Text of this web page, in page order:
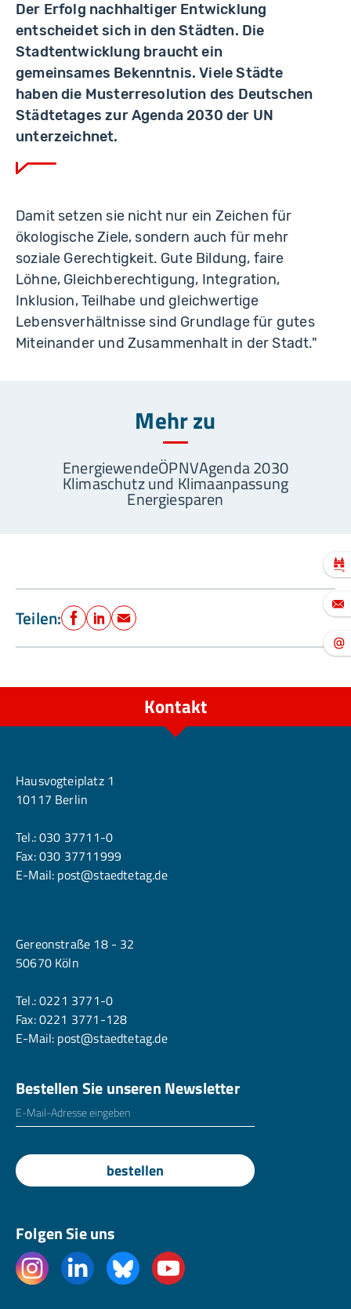
Der Erfolg nachhaltiger Entwicklung
entscheidet sich in den Städten. Die
Stadtentwicklung braucht ein
gemeinsames Bekenntnis. Viele Städte
haben die Musterresolution des Deutschen
Städtetages zur Agenda 2030 der UN
unterzeichnet.
Damit setzen sie nicht nur ein Zeichen für
ökologische Ziele, sondern auch für mehr
soziale Gerechtigkeit. Gute Bildung, faire
Löhne, Gleichberechtigung, Integration,
Inklusion, Teilhabe und gleichwertige
Lebensverhältnisse sind Grundlage für gutes
Miteinander und Zusammenhalt in der Stadt."
Mehr zu
EnergiewendeÖPNVAgenda 2030
Klimaschutz und Klimaanpassung
Energiesparen
Teilen: Facebook
LinkedIn
E-Mail
Kontakt
Hausvogteiplatz 1
10117 Berlin
Tel.:030 37711-0
Fax: 030 37711999
E-Mail: post@staedtetag.de
Gereonstraße 18 - 32
50670 Köln
Tel.:0221 3771-0
Fax: 0221 3771-128
E-Mail: post@staedtetag.de
Bestellen Sie unseren Newsletter
E-Mailadresse
bestellen
Folgen Sie uns